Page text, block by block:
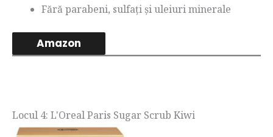
Fără parabeni, sulfați și uleiuri minerale
Amazon
Locul 4: L'Oreal Paris Sugar Scrub Kiwi